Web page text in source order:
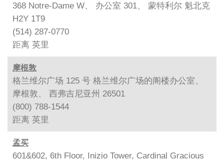
368 Notre-Dame W、 办公室 301、 蒙特利尔 魁北克
H2Y 1T9
(514) 287-0770
距离 英里
摩根敦
格兰维尔广场 125 号 格兰维尔广场的阁楼办公室、
摩根敦、 西弗吉尼亚州 26501
(800) 788-1544
距离 英里
孟买
601&602, 6th Floor, Inizio Tower, Cardinal Gracious